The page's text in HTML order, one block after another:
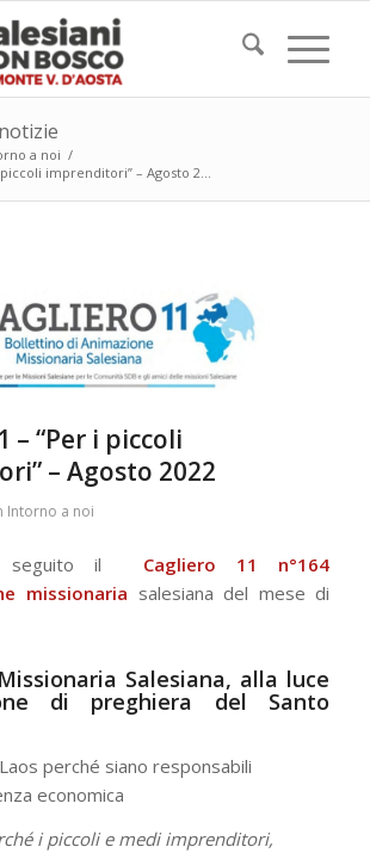
a noi /
imprenditori” – Agosto 2...
– “Per i piccoli
– Agosto 2022
Intorno a noi
seguito il Cagliero 11 n°164
missionaria salesiana del mese di
Salesiana, alla luce
di preghiera del Santo
perché siano responsabili
economica
i piccoli e medi imprenditori,